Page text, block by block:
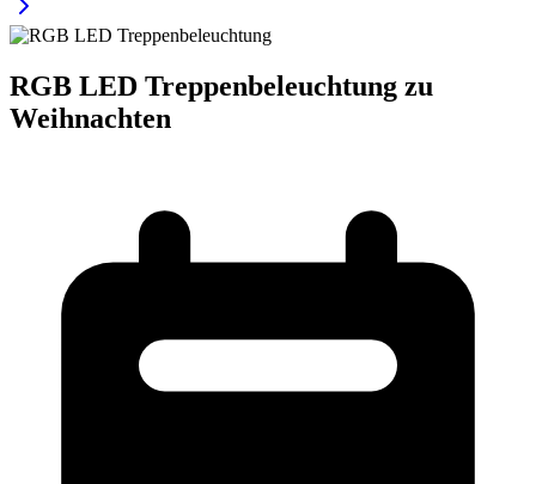
RGB LED Treppenbeleuchtung zu
Weihnachten